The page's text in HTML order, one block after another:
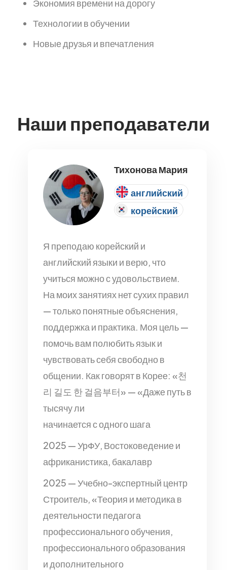
Экономия времени на дорогу
Технологии в обучении
Новые друзья и впечатления
Наши преподаватели
Тихонова Мария
английский
корейский
Я преподаю корейский и
английский языки и верю, что
учиться можно с удовольствием.
На моих занятиях нет сухих правил
— только понятные объяснения,
поддержка и практика. Моя цель —
помочь вам полюбить язык и
чувствовать себя свободно в
общении. Как говорят в Корее: «천
리 길도 한 걸음부터» — «Даже путь в
тысячу ли
начинается с одного шага
2025 — УрФУ, Востоковедение и
африканистика, бакалавр
2025 — Учебно-экспертный центр
Строитель, «Теория и методика в
деятельности педагога
профессионального обучения,
профессионального образования
и дополнительного